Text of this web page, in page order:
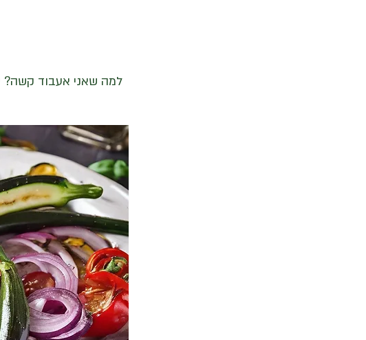
למה שאני אעבוד קשה?